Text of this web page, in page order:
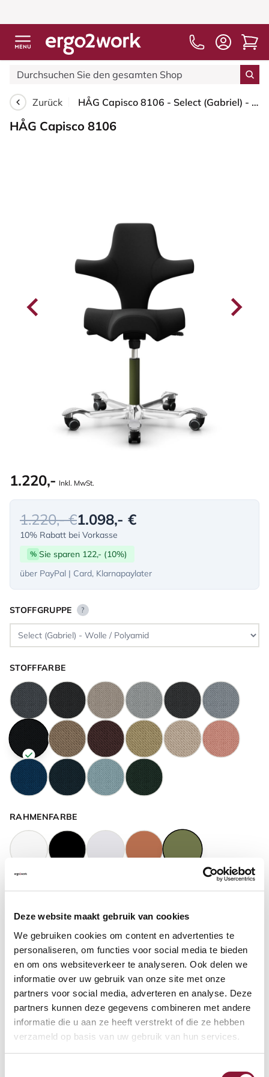
Deze website maakt gebruik van cookies
We gebruiken cookies om content en advertenties te
personaliseren, om functies voor social media te bieden
en om ons websiteverkeer te analyseren. Ook delen we
informatie over uw gebruik van onze site met onze
partners voor social media, adverteren en analyse. Deze
partners kunnen deze gegevens combineren met andere
informatie die u aan ze heeft verstrekt of die ze hebben
verzameld op basis van uw gebruik van hun services.
Zurück HÅG Capisco 8106 - Select (Gabriel) - Wolle / Polyamid - SC60999 - Black - Moss Grey - 265 mm (Sitzhöhe 53-79cm) - Harte Rollen für weiche Böden
HÅG Capisco 8106
1.220,- Inkl. MwSt.
1.220,- €1.098,- €
10% Rabatt bei Vorkasse
% Sie sparen 122,- (10%)
über PayPal | Card, Klarnapaylater
STOFFGRUPPE ?
STOFFFARBE
RAHMENFARBE
GASFEDERHÖHE
BODENKONTAKT
FUSSRING ?